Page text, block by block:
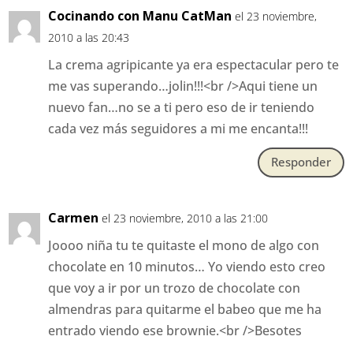
Cocinando con Manu CatMan el 23 noviembre,
2010 a las 20:43
La crema agripicante ya era espectacular pero te
me vas superando…jolin!!!<br />Aqui tiene un
nuevo fan…no se a ti pero eso de ir teniendo
cada vez más seguidores a mi me encanta!!!
Responder
Carmen el 23 noviembre, 2010 a las 21:00
Joooo niña tu te quitaste el mono de algo con
chocolate en 10 minutos… Yo viendo esto creo
que voy a ir por un trozo de chocolate con
almendras para quitarme el babeo que me ha
entrado viendo ese brownie.<br />Besotes